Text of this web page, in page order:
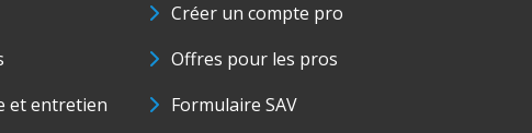
et entretien
Créer un compte pro
Offres pour les pros
Formulaire SAV